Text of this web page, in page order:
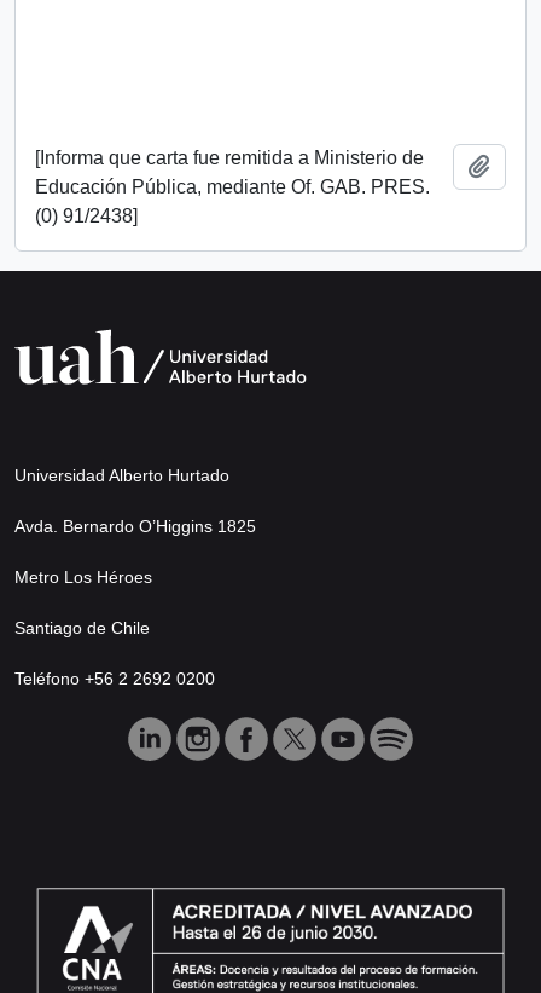
[Informa que carta fue remitida a Ministerio de
Educación Pública, mediante Of. GAB. PRES.
(0) 91/2438]
Universidad Alberto Hurtado
Avda. Bernardo O’Higgins 1825
Metro Los Héroes
Santiago de Chile
Teléfono +56 2 2692 0200